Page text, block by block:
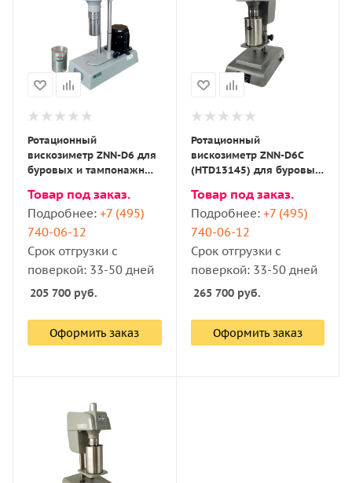
Ротационный
вискозиметр ZNN-D6 для
буровых и тампонажных
Товар под заказ.
Подробнее: +7 (495)
740-06-12
Срок отгрузки с
поверкой: 33-50 дней
205 700 руб.
Оформить заказ
Ротационный
вискозиметр ZNN-D6C
(HTD13145) для буровых
растворов с поверкой
Товар под заказ.
Подробнее: +7 (495)
740-06-12
Срок отгрузки с
поверкой: 33-50 дней
265 700руб.
Оформить заказ